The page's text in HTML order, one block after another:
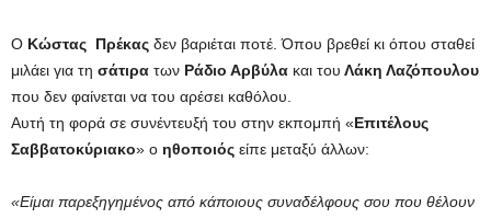
Ο Κώστας Πρέκας δεν βαριέται ποτέ. Όπου βρεθεί κι όπου σταθεί
μιλάει για τη σάτιρα των Ράδιο Αρβύλα και του Λάκη Λαζόπουλου
που δεν φαίνεται να του αρέσει καθόλου.
Αυτή τη φορά σε συνέντευξή του στην εκπομπή «Επιτέλους
Σαββατοκύριακο» ο ηθοποιός είπε μεταξύ άλλων:
«Είμαι παρεξηγημένος από κάποιους συναδέλφους σου που θέλουν